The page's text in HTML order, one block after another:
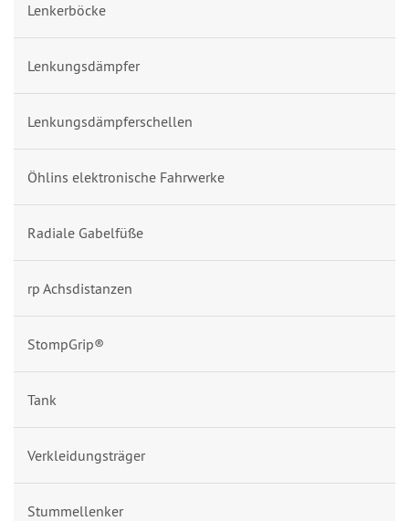
Lenkerböcke
Lenkungsdämpfer
Lenkungsdämpferschellen
Öhlins elektronische Fahrwerke
Radiale Gabelfüße
rp Achsdistanzen
StompGrip®
Tank
Verkleidungsträger
Stummellenker